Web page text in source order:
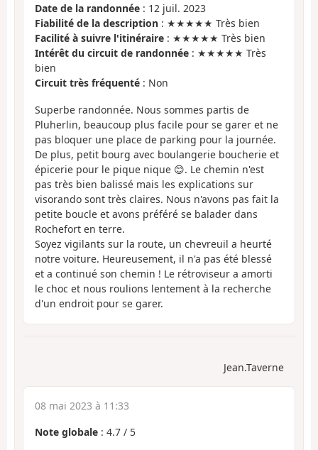
Date de la randonnée : 12 juil. 2023
Fiabilité de la description : ★★★★★ Très bien
Facilité à suivre l'itinéraire : ★★★★★ Très bien
Intérêt du circuit de randonnée : ★★★★★ Très
bien
Circuit très fréquenté : Non
Superbe randonnée. Nous sommes partis de
Pluherlin, beaucoup plus facile pour se garer et ne
pas bloquer une place de parking pour la journée.
De plus, petit bourg avec boulangerie boucherie et
épicerie pour le pique nique 😊. Le chemin n'est
pas très bien balissé mais les explications sur
visorando sont très claires. Nous n'avons pas fait la
petite boucle et avons préféré se balader dans
Rochefort en terre.
Soyez vigilants sur la route, un chevreuil a heurté
notre voiture. Heureusement, il n'a pas été blessé
et a continué son chemin ! Le rétroviseur a amorti
le choc et nous roulions lentement à la recherche
d'un endroit pour se garer.
Jean.Taverne
08 mai 2023 à 11:33
Note globale : 4.7 / 5